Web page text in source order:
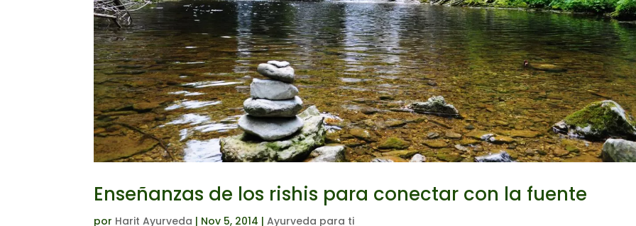
Enseñanzas de los rishis para conectar con la fuente
por Harit Ayurveda | Nov 5, 2014 | Ayurveda para ti